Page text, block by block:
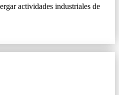
actividades industriales de